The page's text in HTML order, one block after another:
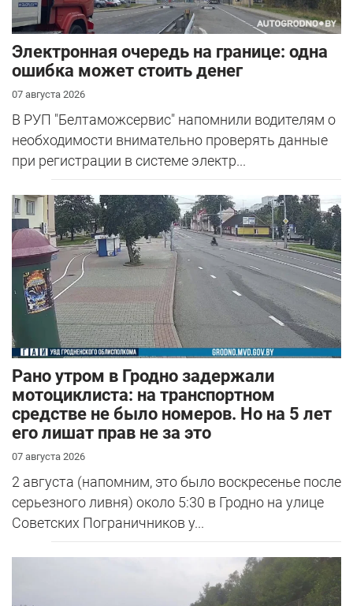
Электронная очередь на границе: одна
ошибка может стоить денег
07 августа 2026
В РУП "Белтаможсервис" напомнили водителям о
необходимости внимательно проверять данные
при регистрации в системе электр...
Рано утром в Гродно задержали
мотоциклиста: на транспортном
средстве не было номеров. Но на 5 лет
его лишат прав не за это
07 августа 2026
2 августа (напомним, это было воскресенье после
серьезного ливня) около 5:30 в Гродно на улице
Советских Пограничников у...